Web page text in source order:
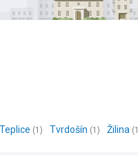
(1) Tvrdošín (1) Žilina